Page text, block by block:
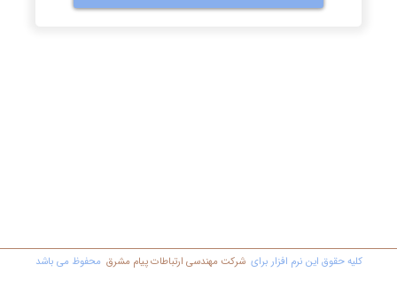
کليه حقوق اين نرم افزار برای شرکت مهندسي ارتباطات پیام مشرق محفوظ مي باشد